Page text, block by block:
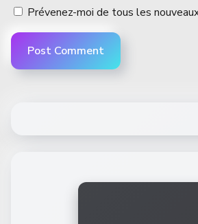
Prévenez-moi de tous les